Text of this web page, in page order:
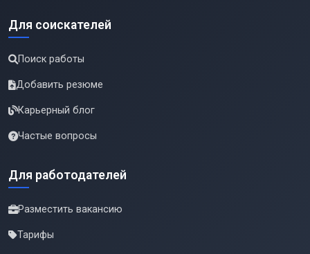
Для соискателей
Поиск работы
Добавить резюме
Карьерный блог
Частые вопросы
Для работодателей
Разместить вакансию
Тарифы